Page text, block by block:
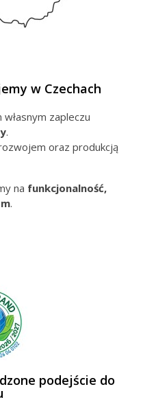
w Czechach
zapleczu
.
oraz produkcją
na funkcjonalność,
.
podejście do